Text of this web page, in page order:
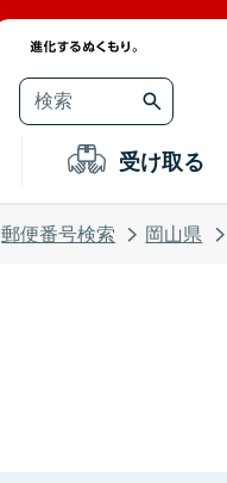
受け取る
郵便番号検索 岡山県